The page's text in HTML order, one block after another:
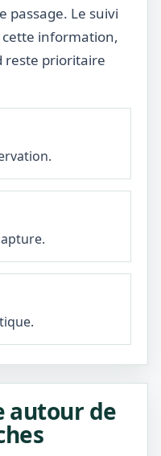
passage. Le suivi
cette information,
reste prioritaire
autour de